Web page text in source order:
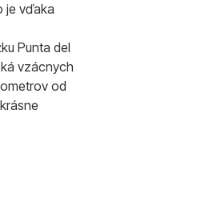
je vďaka
Punta del
vzácnych
od